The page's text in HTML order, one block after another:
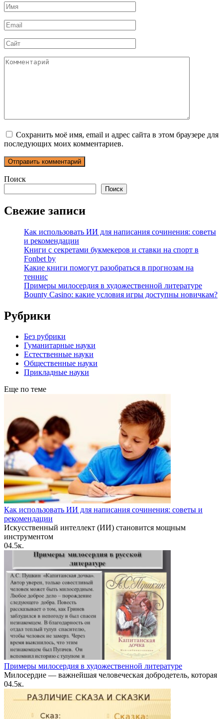
Имя
*
Email
*
Сайт
Комментарий
Сохранить моё имя, email и адрес сайта в этом браузере для
последующих моих комментариев.
Поиск
Поиск
Свежие записи
Как использовать ИИ для написания сочинения: советы
и рекомендации
Книги с секретами букмекеров и ставки на спорт в
Fonbet by
Какие книги помогут разобраться в прогнозам на
теннис
Примеры милосердия в художественной литературе
Bounty Casino: какие условия игры доступны новичкам?
Рубрики
Без рубрики
Гуманитарные науки
Естественные науки
Общественные науки
Прикладные науки
Еще по теме
Как использовать ИИ для написания сочинения: советы и
рекомендации
Искусственный интеллект (ИИ) становится мощным
инструментом
04.5к.
Примеры милосердия в художественной литературе
Милосердие — важнейшая человеческая добродетель, которая
04.5к.